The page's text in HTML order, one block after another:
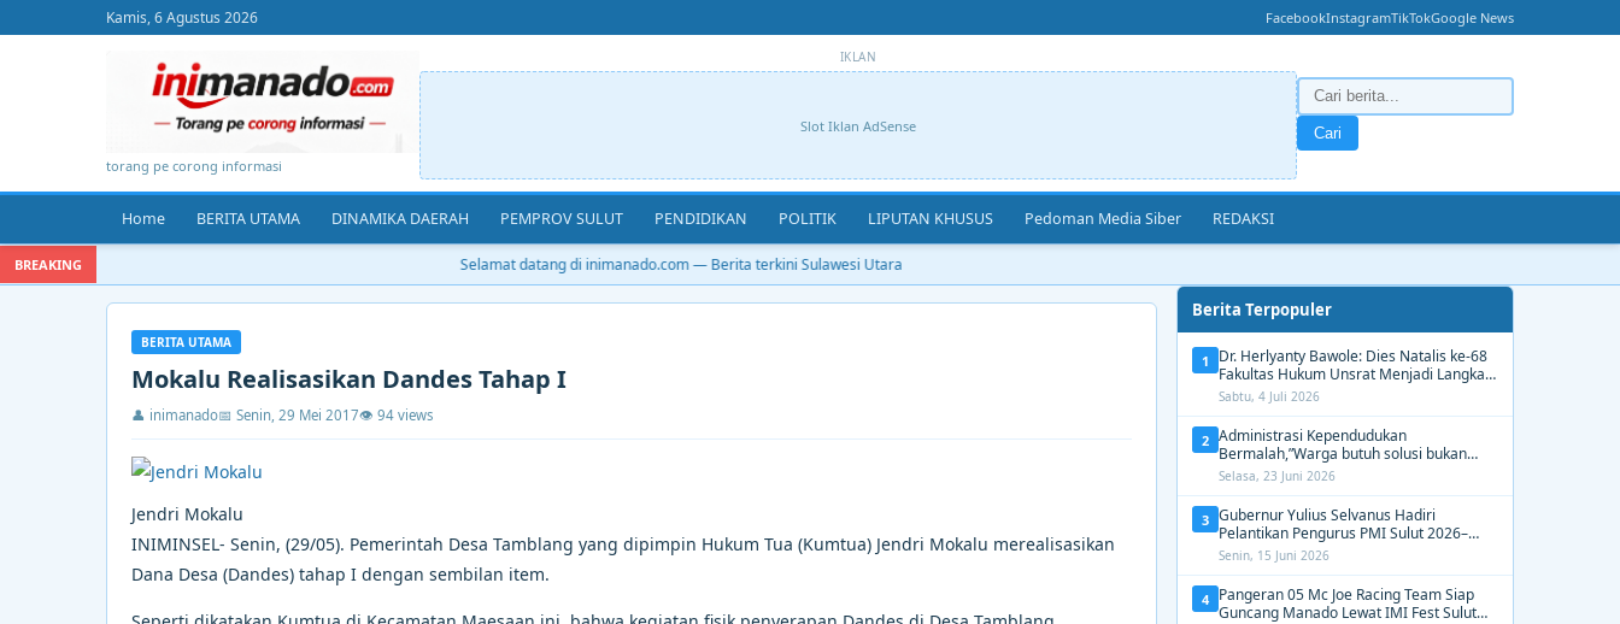
Kamis, 6 Agustus 2026 FacebookInstagramTikTokGoogle News
torang pe corong informasi
IKLAN
Slot Iklan AdSense Cari
Home BERITA UTAMA DINAMIKA DAERAH PEMPROV SULUT PENDIDIKAN POLITIK LIPUTAN KHUSUS Pedoman Media Siber REDAKSI
BREAKING Selamat datang di inimanado.com — Berita terkini Sulawesi Utara
BERITA UTAMA
Mokalu Realisasikan Dandes Tahap I
👤 inimanado📅 Senin, 29 Mei 2017👁 94 views
Jendri Mokalu
INIMINSEL- Senin, (29/05). Pemerintah Desa Tamblang yang dipimpin Hukum Tua (Kumtua) Jendri Mokalu merealisasikan
Dana Desa (Dandes) tahap I dengan sembilan item.
Berita Terpopuler
1
Dr. Herlyanty Bawole: Dies Natalis ke-68
Fakultas Hukum Unsrat Menjadi Langkah
Nyata Membangun Generasi Hukum
Berdampak
Sabtu, 4 Juli 2026
2 Administrasi Kependudukan
Bermalah,”Warga butuh solusi bukan
Alasan dari Disdukcapil Manado
Selasa, 23 Juni 2026
3 Gubernur Yulius Selvanus Hadiri
Pelantikan Pengurus PMI Sulut 2026–
2031, Tekankan Gerak Cepat untuk
Kemanusiaan
Senin, 15 Juni 2026
4 Pangeran 05 Mc Joe Racing Team Siap
Guncang Manado Lewat IMI Fest Sulut